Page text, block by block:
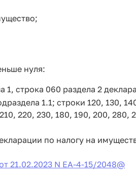
нуля:
1, строка 060 раздела 2
1.1; строки 120, 130,
220, 230, 180, 190, 200, 280,
по налогу на
21.02.2023 N ЕА-4-15/2048@